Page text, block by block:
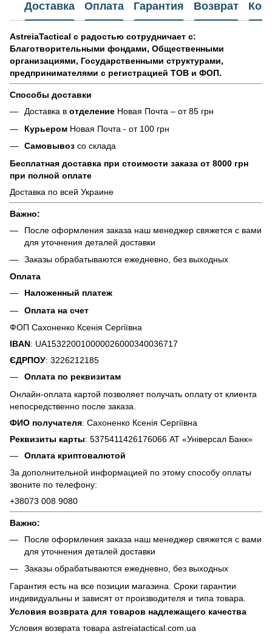
Доставка Оплата Гарантия Возврат
AstreiaTactical с радостью сотрудничает с:
Благотворительными фондами, Общественными
организациями, Государственными структурами,
предпринимателями с регистрацией ТОВ и ФОП.
Способы доставки
Доставка в отделение Новая Почта – от 85 грн
Курьером Новая Почта - от 100 грн
Самовывоз со склада
Бесплатная доставка при стоимости заказа от 8000 грн
при полной оплате
Доставка по всей Украине
Важно:
После оформления заказа наш менеджер свяжется с вами
для уточнения деталей доставки
Заказы обрабатываются ежедневно, без выходных
Оплата
Наложенный платеж
Оплата на счет
ФОП Сахоненко Ксенія Сергіївна
IBAN: UA153220010000026000340036717
ЄДРПОУ: 3226212185
Оплата по реквизитам
Онлайн-оплата картой позволяет получать оплату от клиента
непосредственно после заказа.
ФИО получателя: Сахоненко Ксенія Сергіївна
Реквизиты карты: 5375411426176066 АТ «Універсал Банк»
Оплата криптовалютой
За дополнительной информацией по этому способу оплаты
звоните по телефону:
+38073 008 9080
Важно:
После оформления заказа наш менеджер свяжется с вами
для уточнения деталей доставки
Заказы обрабатываются ежедневно, без выходных
Гарантия есть на все позиции магазина. Сроки гарантии
индивидуальны и зависят от производителя и типа товара.
Условия возврата для товаров надлежащего качества
Условия возврата товара astreiatactical.com.ua